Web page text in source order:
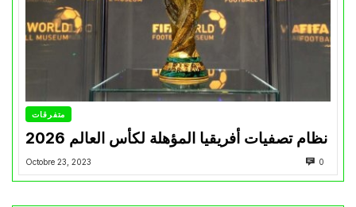
متفرقات
نظام تصفيات أفريقيا المؤهلة لكأس العالم 2026
Octobre 23, 2023 0